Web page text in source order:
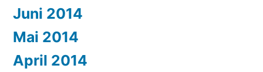
Juni 2014
Mai 2014
April 2014